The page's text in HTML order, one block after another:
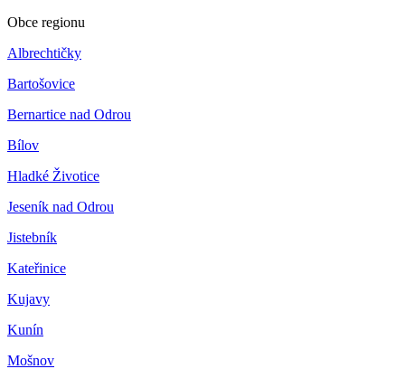
Obce regionu
Albrechtičky
Bartošovice
Bernartice nad Odrou
Bílov
Hladké Životice
Jeseník nad Odrou
Jistebník
Kateřinice
Kujavy
Kunín
Mošnov